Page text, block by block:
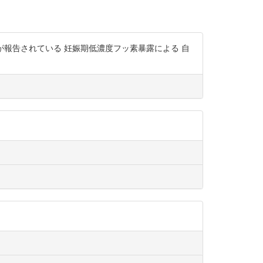
告されている 妊娠期低濃度フッ素暴露による 自